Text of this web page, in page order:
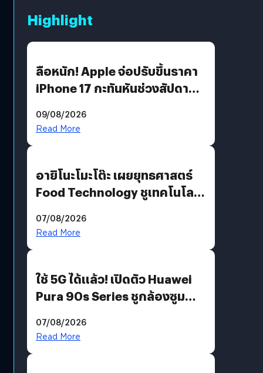
Highlight
ลือหนัก! Apple จ่อปรับขึ้นราคา
iPhone 17 กะทันหันช่วงสัปดาห์ที่
09/08/2026
Read More
อายิโนะโมะโต๊ะ เผยยุทธศาสตร์
Food Technology ชูเทคโนโลยี
บริโภคและ B2B
07/08/2026
Read More
ใช้ 5G ได้แล้ว! เปิดตัว Huawei
Pura 90s Series ชูกล้องซูม
07/08/2026
Read More